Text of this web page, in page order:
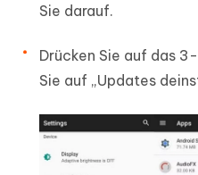
Sie darauf.
Drücken Sie auf das
Sie auf „Updates